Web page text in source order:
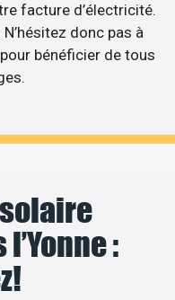
facture d’électricité.
donc pas à
bénéficier de tous
: